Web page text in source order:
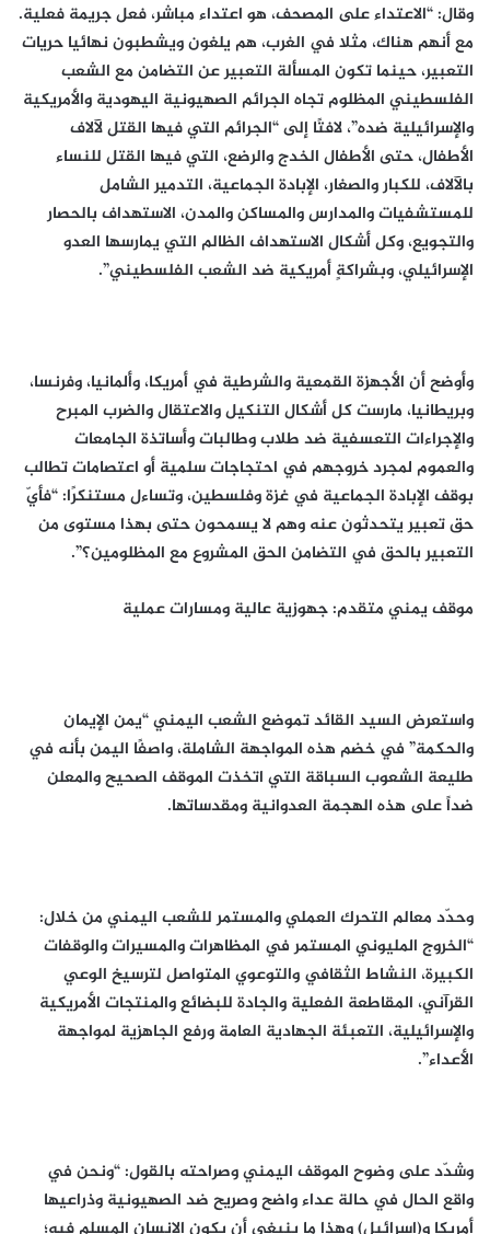
وقال: “الاعتداء على المصحف، هو اعتداء مباشر، فعل جريمة فعلية.
مع أنهم هناك، مثلا في الغرب، هم يلغون ويشطبون نهائيا حريات
التعبير، حينما تكون المسألة التعبير عن التضامن مع الشعب
الفلسطيني المظلوم تجاه الجرائم الصهيونية اليهودية والأمريكية
والإسرائيلية ضده”، لافتًا إلى “الجرائم التي فيها القتل لآلاف
الأطفال، حتى الأطفال الخدج والرضع، التي فيها القتل للنساء
بالآلاف، للكبار والصغار، الإبادة الجماعية، التدمير الشامل
للمستشفيات والمدارس والمساكن والمدن، الاستهداف بالحصار
والتجويع، وكل أشكال الاستهداف الظالم التي يمارسها العدو
الإسرائيلي، وبشراكةٍ أمريكية ضد الشعب الفلسطيني”.
وأوضح أن الأجهزة القمعية والشرطية في أمريكا، وألمانيا، وفرنسا،
وبريطانيا، مارست كل أشكال التنكيل والاعتقال والضرب المبرح
والإجراءات التعسفية ضد طلاب وطالبات وأساتذة الجامعات
والعموم لمجرد خروجهم في احتجاجات سلمية أو اعتصامات تطالب
بوقف الإبادة الجماعية في غزة وفلسطين، وتساءل مستنكرًا: “فأيّ
حق تعبير يتحدثون عنه وهم لا يسمحون حتى بهذا مستوى من
التعبير بالحق في التضامن الحق المشروع مع المظلومين؟”.
موقف يمني متقدم: جهوزية عالية ومسارات عملية
واستعرض السيد القائد تموضع الشعب اليمني “يمن الإيمان
والحكمة” في خضم هذه المواجهة الشاملة، واصفًا اليمن بأنه في
طليعة الشعوب السباقة التي اتخذت الموقف الصحيح والمعلن
ضداً على هذه الهجمة العدوانية ومقدساتها.
وحدّد معالم التحرك العملي والمستمر للشعب اليمني من خلال:
“الخروج المليوني المستمر في المظاهرات والمسيرات والوقفات
الكبيرة، النشاط الثقافي والتوعوي المتواصل لترسيخ الوعي
القرآني، المقاطعة الفعلية والجادة للبضائع والمنتجات الأمريكية
والإسرائيلية، التعبئة الجهادية العامة ورفع الجاهزية لمواجهة
الأعداء”.
وشدّد على وضوح الموقف اليمني وصراحته بالقول: “ونحن في
واقع الحال في حالة عداء واضح وصريح ضد الصهيونية وذراعيها